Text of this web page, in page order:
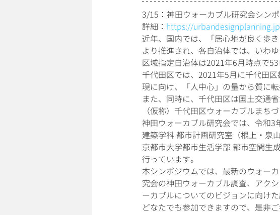
3/15：神田ウォーカブル研究会シン
詳細： https://
近年、国内では、「居心地が良く歩
より推進され、各自治体では、いわ
区域指定自治体は2021年6月時点で53
千代田区では、2021年5月に千代田
現に向け、「人中心」の量から質に
また、同時に、千代田区は国土交通
（仮称）千代田区ウォーカブルまち
神田ウォーカブル研究会では、令和
建築学科 都市計画研究室（根上・泉
京都市大学都市生活学部 都市空間生
行っています。
本シンポジウムでは、最新のウォー
究会の神田ウォーカブル調査、アク
ーカブルについてのビジョンに向けた
どなたでも参加できますので、是非ご